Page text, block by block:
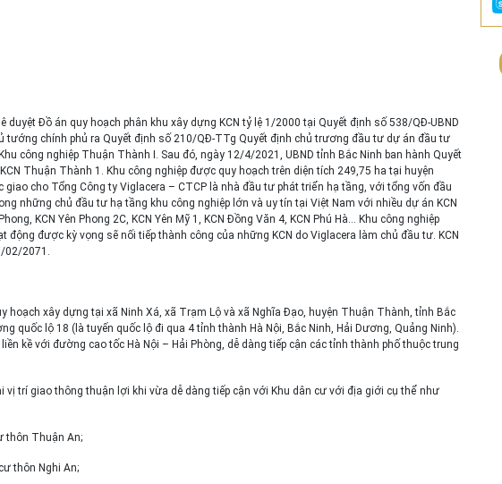
duyệt Đồ án quy hoạch phân khu xây dựng KCN tỷ lệ 1/2000 tại Quyết định số 538/QĐ-UBND
chính phủ ra Quyết định số 210/QĐ-TTg Quyết định chủ trương đầu tư dự án đầu tư
công nghiệp Thuận Thành I. Sau đó, ngày 12/4/2021, UBND tỉnh Bắc Ninh ban hành Quyết
Thuận Thành 1. Khu công nghiệp được quy hoạch trên diện tích 249,75 ha tại huyện
cho Tổng Công ty Viglacera – CTCP là nhà đầu tư phát triển hạ tầng, với tổng vốn đầu
những chủ đầu tư hạ tầng khu công nghiệp lớn và uy tín tại Việt Nam với nhiều dự án KCN
KCN Yên Phong 2C, KCN Yên Mỹ 1, KCN Đồng Văn 4, KCN Phú Hà… Khu công nghiệp
được kỳ vọng sẽ nối tiếp thành công của những KCN do Viglacera làm chủ đầu tư. KCN
02/2071.
hoạch xây dựng tại xã Ninh Xá, xã Trạm Lộ và xã Nghĩa Đạo, huyện Thuận Thành, tỉnh Bắc
quốc lộ 18 (là tuyến quốc lộ đi qua 4 tỉnh thành Hà Nội, Bắc Ninh, Hải Dương, Quảng Ninh).
kề với đường cao tốc Hà Nội – Hải Phòng, dễ dàng tiếp cận các tỉnh thành phố thuộc trung
vị trí giao thông thuận lợi khi vừa dễ dàng tiếp cận với Khu dân cư với địa giới cụ thể như
thôn Thuận An;
thôn Nghi An;